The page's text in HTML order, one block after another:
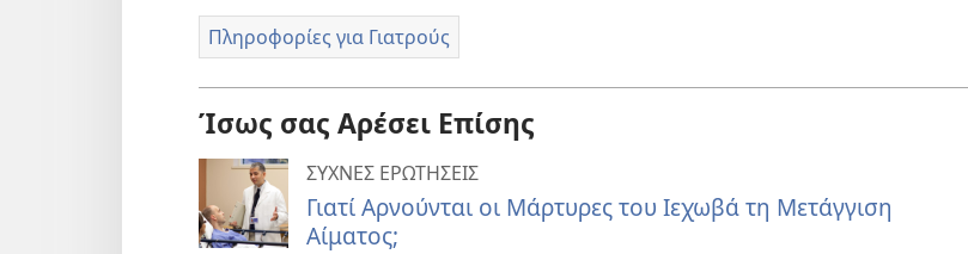
Πληροφορίες για Γιατρούς
Ίσως σας Αρέσει Επίσης
ΣΥΧΝΕΣ ΕΡΩΤΗΣΕΙΣ
Γιατί Αρνούνται οι Μάρτυρες του Ιεχωβά τη Μετάγγιση
Αίματος;